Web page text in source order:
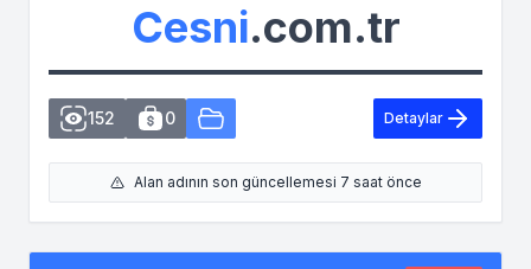
Cesni.com.tr
152 0 Detaylar
Alan adının son güncellemesi 7 saat önce